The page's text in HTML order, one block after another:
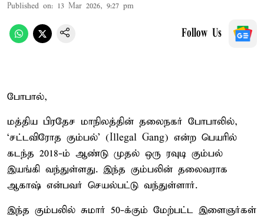
Published on: 13 Mar 2026, 9:27 pm
Follow Us
போபால்,
மத்திய பிரதேச மாநிலத்தின் தலைநகர் போபாலில்,
‘சட்டவிரோத கும்பல்’ (Illegal Gang) என்ற பெயரில்
கடந்த 2018-ம் ஆண்டு முதல் ஒரு ரவுடி கும்பல்
இயங்கி வந்துள்ளது. இந்த கும்பலின் தலைவராக
ஆகாஷ் என்பவர் செயல்பட்டு வந்துள்ளார்.
இந்த கும்பலில் சுமார் 50-க்கும் மேற்பட்ட இளைஞர்கள்